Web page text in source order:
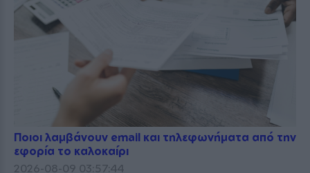
Ποιοι λαμβάνουν email και τηλεφωνήματα από την
εφορία το καλοκαίρι
2026-08-09 03:57:44